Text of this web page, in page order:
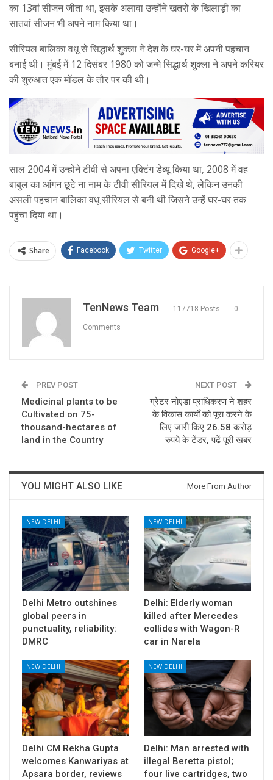
का 13वां सीजन जीता था, इसके अलावा उन्होंने खतरों के खिलाड़ी का
सातवां सीजन भी अपने नाम किया था।
सीरियल बालिका वधू से सिद्धार्थ शुक्ला ने देश के घर-घर में अपनी पहचान
बनाई थी। मुंबई में 12 दिसंबर 1980 को जन्मे सिद्धार्थ शुक्ला ने अपने करियर
की शुरुआत एक मॉडल के तौर पर की थी।
साल 2004 में उन्होंने टीवी से अपना एक्टिंग डेब्यू किया था, 2008 में वह
बाबुल का आंगन छूटे ना नाम के टीवी सीरियल में दिखे थे, लेकिन उनकी
असली पहचान बालिका वधू सीरियल से बनी थी जिसने उन्हें घर-घर तक
पहुंचा दिया था।
Share Facebook Twitter Google+
TenNews Team 117718 Posts 0
Comments
PREV POST
Medicinal plants to be
Cultivated on 75-
thousand-hectares of
land in the Country
NEXT POST
ग्रेटर नोएडा प्राधिकरण ने शहर
के विकास कार्यों को पूरा करने के
लिए जारी किए 26.58 करोड़
रुपये के टेंडर, पढें पूरी खबर
YOU MIGHT ALSO LIKE More From Author
NEW DELHI
Delhi Metro outshines
global peers in
punctuality, reliability:
DMRC
NEW DELHI
Delhi: Elderly woman
killed after Mercedes
collides with Wagon-R
car in Narela
NEW DELHI
Delhi CM Rekha Gupta
welcomes Kanwariyas at
Apsara border, reviews
NEW DELHI
Delhi: Man arrested with
illegal Beretta pistol;
four live cartridges, two